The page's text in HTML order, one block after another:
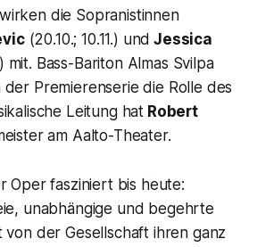
wirken die Sopranistinnen
(20.10.; 10.11.) und Jessica
mit. Bass-Bariton Almas Svilpa
Premierenserie die Rolle des
Leitung hat Robert
am Aalto-Theater.
Oper fasziniert bis heute:
unabhängige und begehrte
von der Gesellschaft ihren ganz